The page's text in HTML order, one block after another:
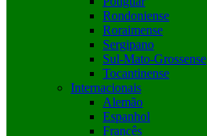
Rondoniense
Roraimense
Sergipano
Sul-Mato-Grossense
Tocantinense
Internacionais
Alemão
Espanhol
Francês